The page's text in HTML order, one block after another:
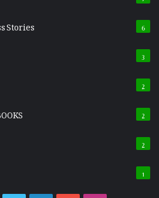
Stories 6
3
2
2
2
1